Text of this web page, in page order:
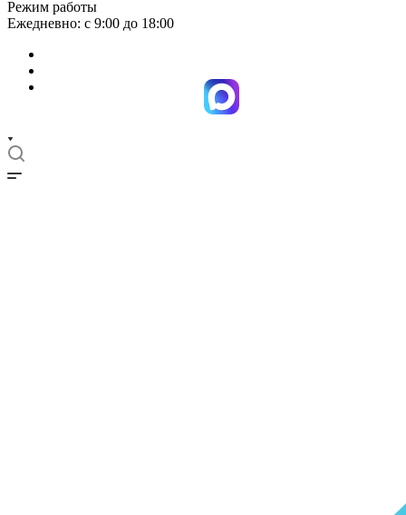
Режим работы
Ежедневно: с 9:00 до 18:00